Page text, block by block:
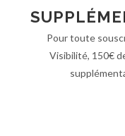
Pour toute
Visibilité, 150€